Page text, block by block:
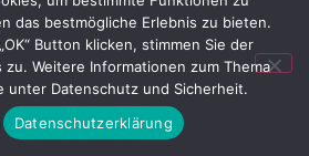
das bestmögliche Erlebnis zu bieten.
Button klicken, stimmen Sie der
Weitere Informationen zum Thema
unter Datenschutz und Sicherheit.
Datenschutzerklärung